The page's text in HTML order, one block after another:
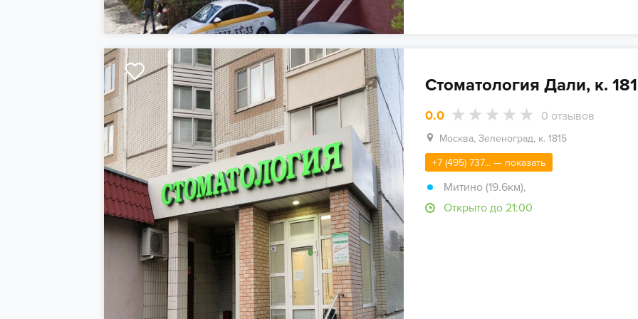
Стоматология Дали, к.
0.0 0 отзывов
Москва, Зеленоград, к. 1815
+7 (495) 737... — показать
Митино (19.6км),
Открыто до 21:00